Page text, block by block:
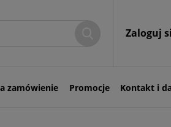
Zaloguj
zamówienie Promocje Kontakt i